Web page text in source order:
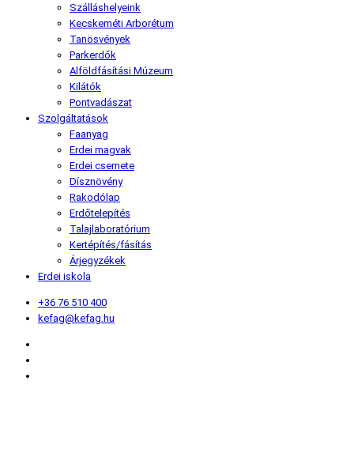
Szálláshelyeink
Kecskeméti Arborétum
Tanösvények
Parkerdők
Alföldfásítási Múzeum
Kilátók
Pontvadászat
Szolgáltatások
Faanyag
Erdei magvak
Erdei csemete
Dísznövény
Rakodólap
Erdőtelepítés
Talajlaboratórium
Kertépítés/fásítás
Árjegyzékek
Erdei iskola
+36 76 510 400
kefag@kefag.hu